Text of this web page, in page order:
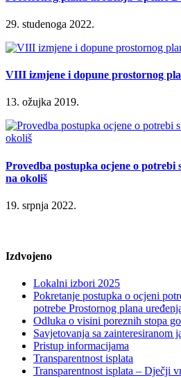
29. studenoga 2022.
VIII izmjene i dopune prostornog
13. ožujka 2019.
Provedba postupka ocjene o potrebi
na okoliš
19. srpnja 2022.
Izdvojeno
Lokalni izbori 2025
Pokretanje postupka o ocjeni
potrebe Prostornog plana
Odluka o visini poreznih stopa
Savjetovanja sa zainteresiranom
Pristup informacijama
Transparentnost isplata
Transparentnost isplata – Dječji